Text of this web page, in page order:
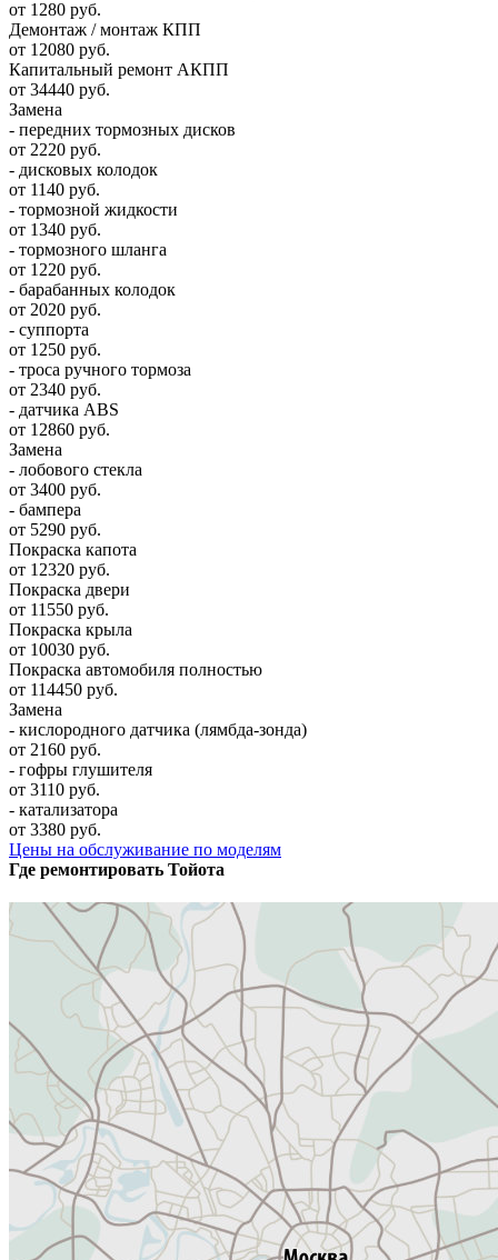
от 1280 руб.
Демонтаж / монтаж КПП
от 12080 руб.
Капитальный ремонт АКПП
от 34440 руб.
Замена
- передних тормозных дисков
от 2220 руб.
- дисковых колодок
от 1140 руб.
- тормозной жидкости
от 1340 руб.
- тормозного шланга
от 1220 руб.
- барабанных колодок
от 2020 руб.
- суппорта
от 1250 руб.
- троса ручного тормоза
от 2340 руб.
- датчика ABS
от 12860 руб.
Замена
- лобового стекла
от 3400 руб.
- бампера
от 5290 руб.
Покраска капота
от 12320 руб.
Покраска двери
от 11550 руб.
Покраска крыла
от 10030 руб.
Покраска автомобиля полностью
от 114450 руб.
Замена
- кислородного датчика (лямбда-зонда)
от 2160 руб.
- гофры глушителя
от 3110 руб.
- катализатора
от 3380 руб.
Цены на обслуживание по моделям
Где ремонтировать Тойота